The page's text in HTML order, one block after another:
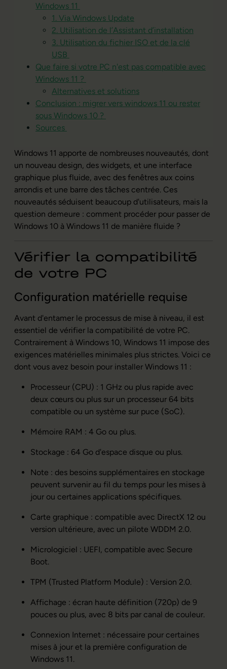
Windows 11
1. Via Windows Update
2. Utilisation de l’Assistant d’installation
3. Utilisation du fichier ISO et de la clé
USB
Que faire si votre PC n'est pas compatible avec
Windows 11 ?
Alternatives et solutions
Conclusion : migrer vers windows 11 ou rester
sous Windows 10 ?
Sources
Windows 11 apporte de nombreuses nouveautés, dont
un nouveau design, des widgets, et une interface
graphique plus fluide, avec des fenêtres aux coins
arrondis et une barre des tâches centrée. Ces
nouveautés séduisent beaucoup d'utilisateurs, mais la
question demeure : comment procéder pour passer de
Windows 10 à Windows 11 de manière fluide ?
Vérifier la compatibilité
de votre PC
Configuration matérielle requise
Avant d'entamer le processus de mise à niveau, il est
essentiel de vérifier la compatibilité de votre PC.
Contrairement à Windows 10, Windows 11 impose des
exigences matérielles minimales plus strictes. Voici ce
dont vous avez besoin pour installer Windows 11 :
Processeur (CPU) : 1 GHz ou plus rapide avec
deux cœurs ou plus sur un processeur 64 bits
compatible ou un système sur puce (SoC).
Mémoire RAM : 4 Go ou plus.
Stockage : 64 Go d'espace disque ou plus.
Note : des besoins supplémentaires en stockage
peuvent survenir au fil du temps pour les mises à
jour ou certaines applications spécifiques.
Carte graphique : compatible avec DirectX 12 ou
version ultérieure, avec un pilote WDDM 2.0.
Micrologiciel : UEFI, compatible avec Secure
Boot.
TPM (Trusted Platform Module) : Version 2.0.
Affichage : écran haute définition (720p) de 9
pouces ou plus, avec 8 bits par canal de couleur.
Connexion Internet : nécessaire pour certaines
mises à jour et la première configuration de
Windows 11.